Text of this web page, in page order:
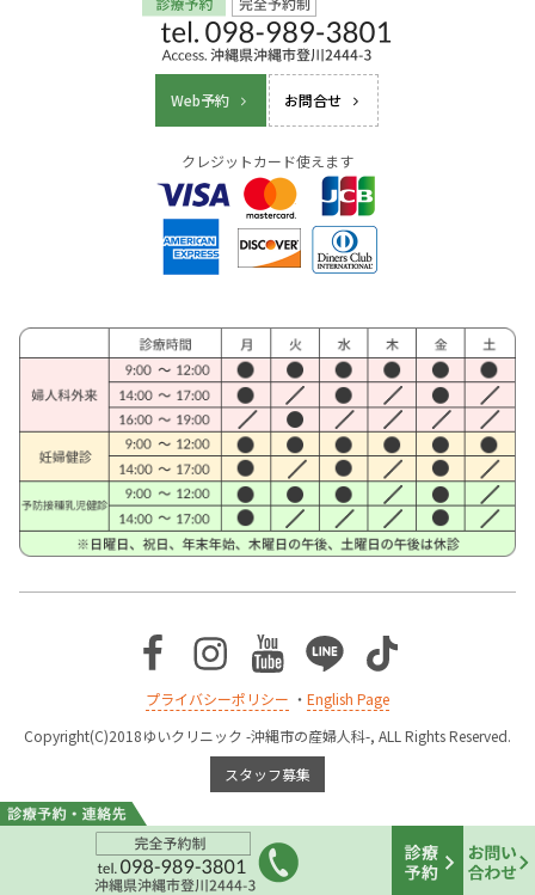
Web予約 お問合せ
クレジットカード使えます
Facebook
Instagram
Youtube
LineTikTok
プライバシーポリシー ・ English Page
Copyright(C)2018ゆいクリニック -沖縄市の産婦人科-, ALL Rights Reserved.
スタッフ募集